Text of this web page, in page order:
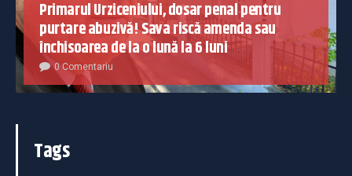
Primarul Urziceniului, dosar penal pentru
purtare abuzivă! Sava riscă amenda sau
închisoarea de la o lună la 6 luni
0 Comentariu
Tags